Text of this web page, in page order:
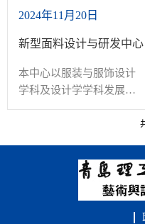
现代信息技术和先进实验
造性成果产出。本实验室
以传统文化为灵魂、以科
技（技术）为支撑、以设
算、智能机器人等为标志
的智能时代，本实验室紧
紧把握科技革命和产业变
2024年11月20日
新型面料设计与研发中心
本中心以服装与服饰设计
学科及设计学学科发展前
沿和国家重大战略需求为
批知名学者，凝炼纺织面
料领域中共性、重大、科
学与前沿技术问题，开展